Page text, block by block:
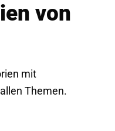
von
mit
Themen.